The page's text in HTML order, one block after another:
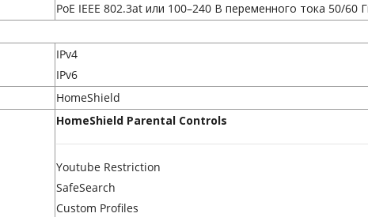
PoE IEEE 802.3at или 100–240 В переменного тока 50/60
IPv4
IPv6
HomeShield
HomeShield Parental Controls
Youtube Restriction
SafeSearch
Custom Profiles